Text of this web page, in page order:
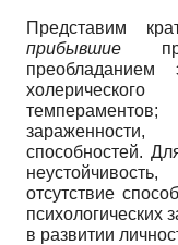
Представим
прибывшие
преобладанием
зараженности,
способностей.
отсутствие
психологических
в развитии